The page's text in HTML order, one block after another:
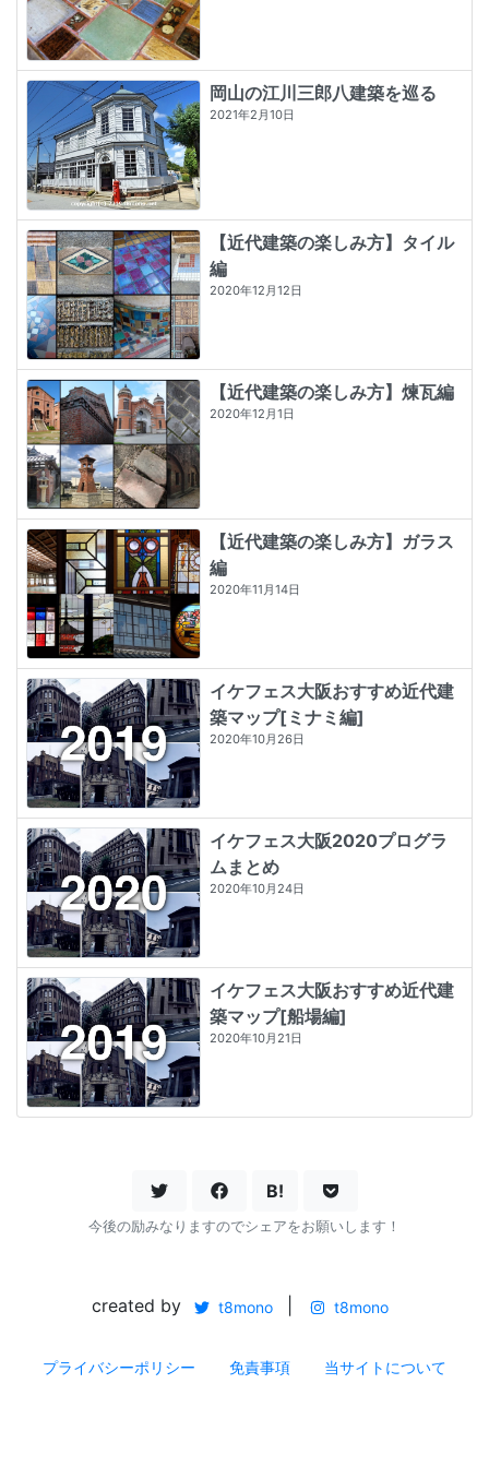
岡山の江川三郎八建築を巡る
2021年2月10日
【近代建築の楽しみ方】タイル
編
2020年12月12日
【近代建築の楽しみ方】煉瓦編
2020年12月1日
【近代建築の楽しみ方】ガラス
編
2020年11月14日
イケフェス大阪おすすめ近代建
築マップ[ミナミ編]
2020年10月26日
イケフェス大阪2020プログラ
ムまとめ
2020年10月24日
イケフェス大阪おすすめ近代建
築マップ[船場編]
2020年10月21日
B!
今後の励みなりますのでシェアをお願いします！
created by t8mono t8mono
プライバシーポリシー 免責事項 当サイトについて